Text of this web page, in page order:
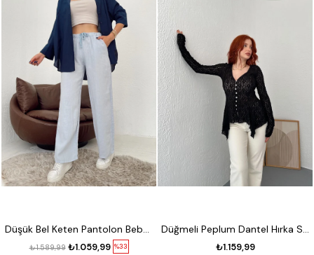
Düşük Bel Keten Pantolon Bebe mavi
%33
₺1.059,99
₺1.589,99
Düğmeli Peplum Dantel Hırka Siyah
₺1.159,99